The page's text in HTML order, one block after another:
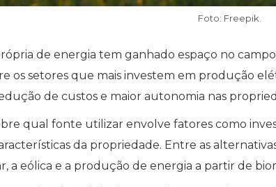
Foto: Freepik.
de energia tem ganhado espaço no
os setores que mais investem em produção
de custos e maior autonomia nas
qual fonte utilizar envolve fatores como
da propriedade. Entre as
a eólica e a produção de energia a partir de